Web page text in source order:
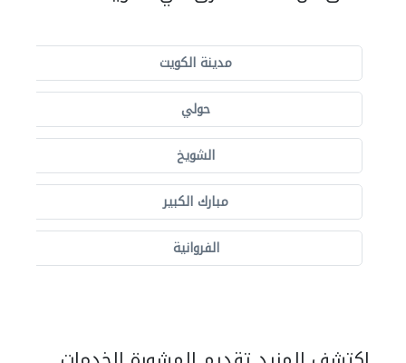
مدينة الكويت
حولي
الشويخ
مبارك الكبير
الفروانية